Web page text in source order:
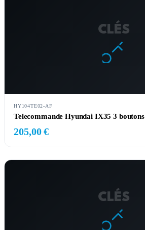
CLÉS
HY104TE02-AF
Telecommande Hyundai IX35 3
205,00 €
CLÉS